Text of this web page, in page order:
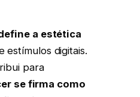
a estética
estímulos digitais.
para
se firma como